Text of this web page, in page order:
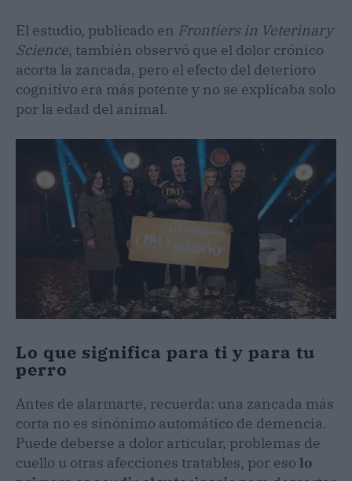
El estudio, publicado en Frontiers in Veterinary
Science, también observó que el dolor crónico
acorta la zancada, pero el efecto del deterioro
cognitivo era más potente y no se explicaba solo
por la edad del animal.
Lo que significa para ti y para tu
perro
Antes de alarmarte, recuerda: una zancada más
corta no es sinónimo automático de demencia.
Puede deberse a dolor articular, problemas de
cuello u otras afecciones tratables, por eso lo